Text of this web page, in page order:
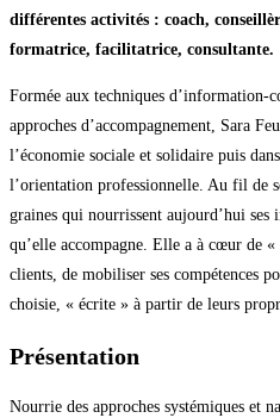
différentes activités : coach,
formatrice, facilitatrice, consultante.
Formée aux techniques d’information-
approches d’accompagnement, Sara
l’économie sociale et solidaire puis
l’orientation professionnelle. Au fil de
graines qui nourrissent aujourd’hui ses
qu’elle accompagne. Elle a à cœur de
clients, de mobiliser ses compétences
choisie, « écrite » à partir de leurs
Présentation
Nourrie des approches systémiques et